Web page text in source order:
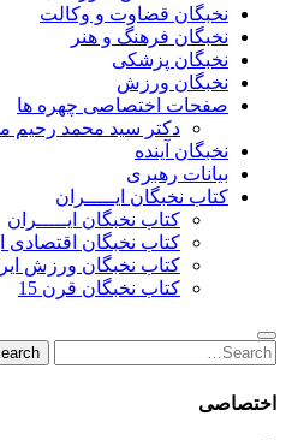
نخبگان قضاوت و وکالت
نخبگان فرهنگ و هنر
نخبگان پزشکی
نخبگان ورزش
صفحات اختصاصی چهره ها
دکتر سید محمد رحیم
نخبگان آینده
بیانات رهبری
کتاب نخبگان ایـــــران
کتاب نخبگان ایـــــران
کتاب نخبگان اقتصادی
کتاب نخبگان ورزش
کتاب نخبگان قرن 15
Search
for:
Search
اختصاصی